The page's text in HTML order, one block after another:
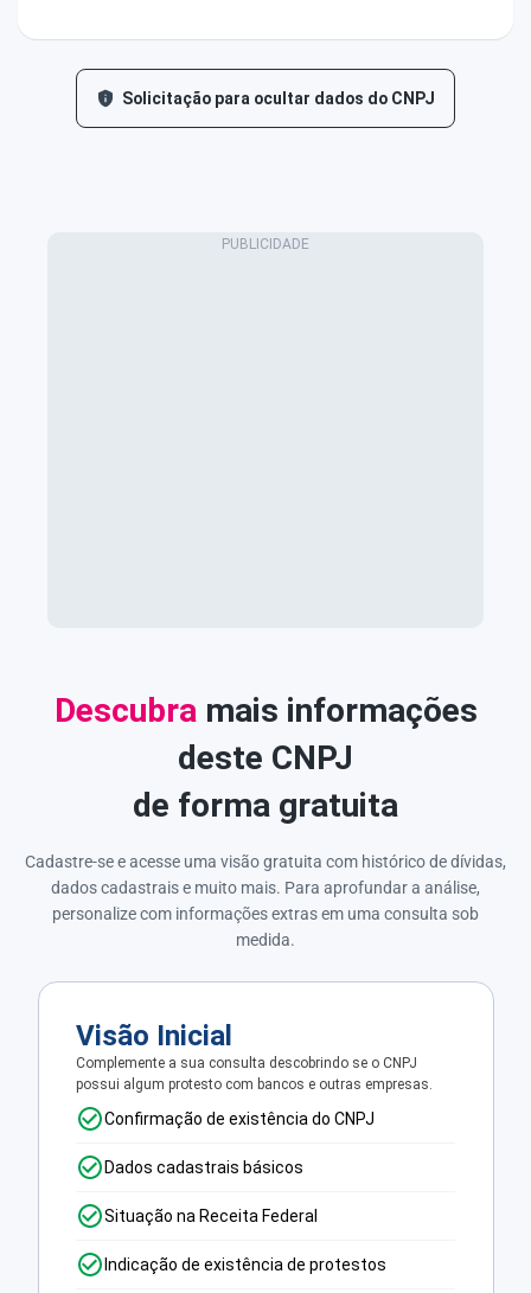
Solicitação para ocultar dados do CNPJ
Descubra mais informações
deste CNPJ
de forma gratuita
Cadastre-se e acesse uma visão gratuita com histórico de dívidas,
dados cadastrais e muito mais. Para aprofundar a análise,
personalize com informações extras em uma consulta sob
medida.
Visão Inicial
Complemente a sua consulta descobrindo se o CNPJ
possui algum protesto com bancos e outras empresas.
Confirmação de existência do CNPJ
Dados cadastrais básicos
Situação na Receita Federal
Indicação de existência de protestos